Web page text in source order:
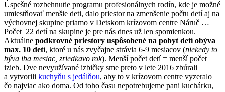
Úspešné rozbehnutie programu profesionálnych rodín, kde je možné
umiestňovať menšie deti, dalo priestor na zmenšenie počtu detí aj na
výchovnej skupine priamo v Detskom krízovom centre Náruč …
Počet 22 detí na skupine je pre nás dnes už len spomienkou.
Aktuálne podkrovné priestory uspôsobené na pobyt detí obýva
max. 10 detí, ktoré u nás zvyčajne strávia 6-9 mesiacov (niekedy to
býva iba mesiac, zriedkavo rok). Menší počet detí = menší počet
izieb. Dve nevyužívané izbičky sme preto v lete 2016 zbúrali
a vytvorili kuchyňu s jedálňou, aby to v krízovom centre vyzeralo
čo najviac ako doma. Od toho času nepotrebujeme pani kuchárku,